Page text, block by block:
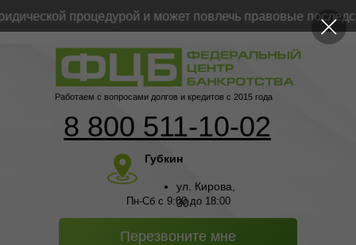
процедурой и может повлечь правовые
Перезвоните мне
8 800 511-10-02
Пн-Сб с 9:00 до 18:00
Губкин
ул. Кирова,
30
Работаем с вопросами долгов и кредитов с 2015 года